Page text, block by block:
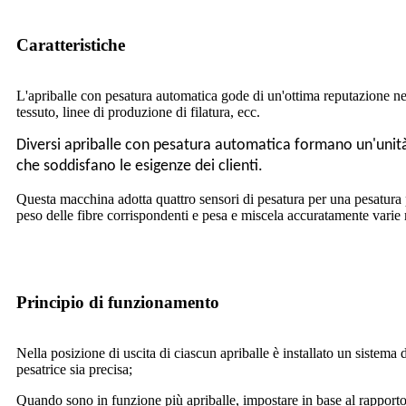
Caratteristiche
L'apriballe con pesatura automatica gode di un'ottima reputazione
tessuto, linee di produzione di filatura, ecc.
Diversi apriballe con pesatura automatica formano
che soddisfano le esigenze dei clienti.
Questa macchina adotta quattro sensori di pesatura per una
peso delle fibre corrispondenti e pesa e miscela accuratamente varie
Principio di funzionamento
Nella posizione di uscita di ciascun apriballe è installato un
pesatrice sia precisa;
Quando sono in funzione più apriballe, impostare in base al